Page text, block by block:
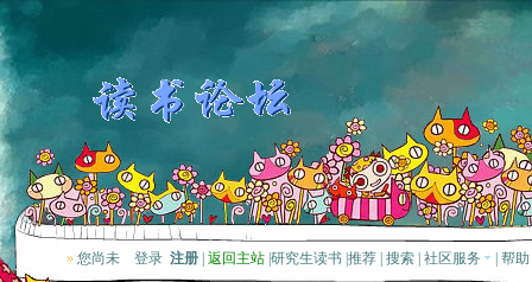
» 您尚未 登录 注册 返回主站 研究生读书 推荐 搜索 社区服务 帮助